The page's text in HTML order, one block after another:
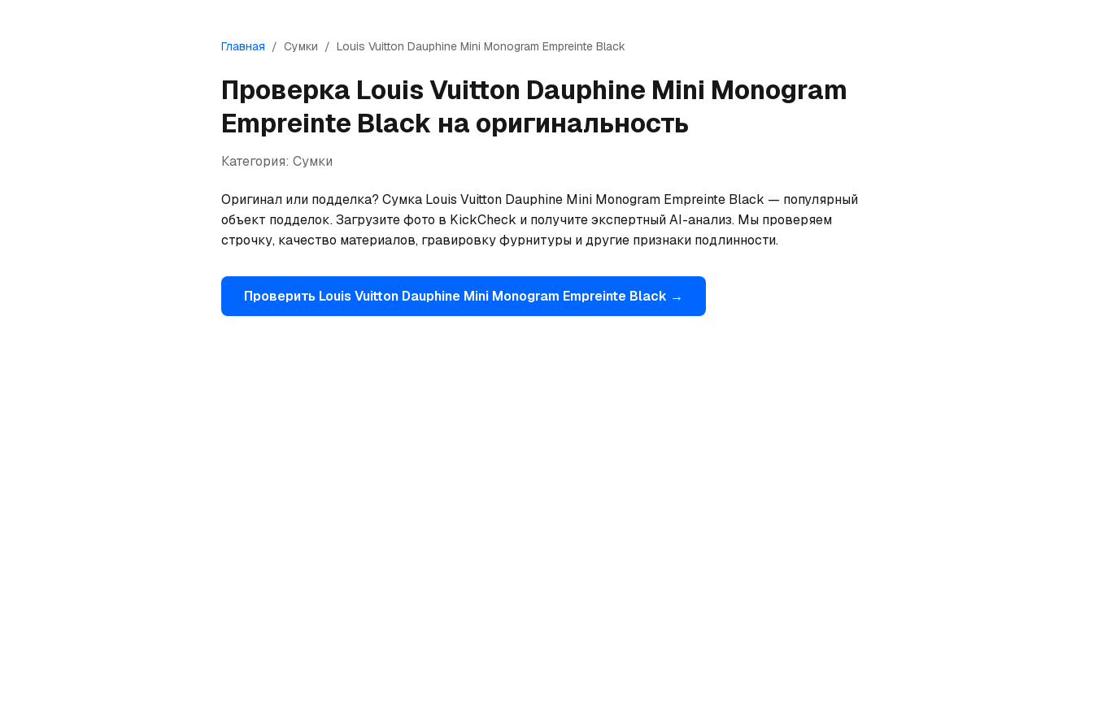
Главная / Сумки / Louis Vuitton Dauphine Mini Monogram Empreinte Black
Проверка Louis Vuitton Dauphine Mini Monogram
Empreinte Black на оригинальность
Категория: Сумки
Оригинал или подделка? Сумка Louis Vuitton Dauphine Mini Monogram Empreinte Black — популярный
объект подделок. Загрузите фото в KickCheck и получите экспертный AI-анализ. Мы проверяем
строчку, качество материалов, гравировку фурнитуры и другие признаки подлинности.
Проверить Louis Vuitton Dauphine Mini Monogram Empreinte Black →